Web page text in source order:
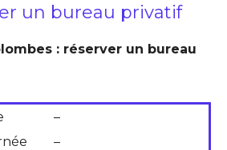
un bureau privatif
: réserver un bureau
–
–